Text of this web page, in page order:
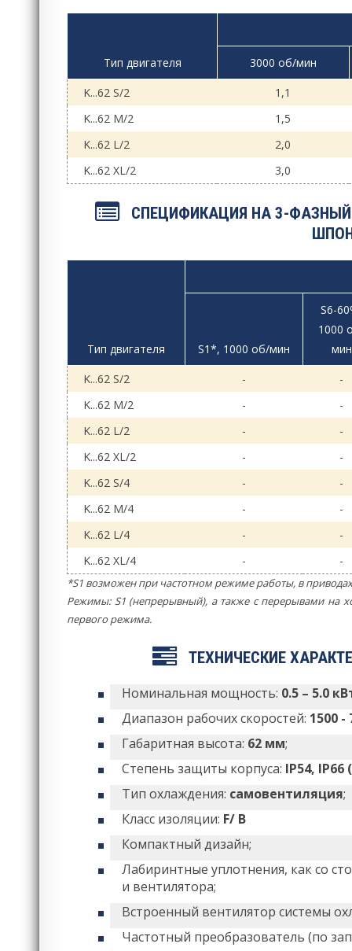
Тип двигателя
3000 об/мин
K...62 S/2
1,1
K...62 M/2
1,5
K...62 L/2
2,0
K...62 XL/2
3,0
СПЕЦИФИКАЦИЯ НА 3-
Тип двигателя S1*, 1000 об/мин
S6-
1000
мин
K...62 S/2
-
-
K...62 M/2
-
-
K...62 L/2
-
-
K...62 XL/2
-
-
K...62 S/4
-
-
K...62 M/4
-
-
K...62 L/4
-
-
K...62 XL/4
- -
*S1 возможен при частотном режиме работы, в
Режимы: S1 (непрерывный), а также с перерывами на
первого режима.
ТЕХНИЧЕСКИЕ
Номинальная мощность: 0.5 – 5.0
Диапазон рабочих скоростей: 1500
Габаритная высота: 62 мм;
Степень защиты корпуса: IP54, IP66
Тип охлаждения: самовентиляция;
Класс изоляции: F/ B
Компактный дизайн;
Лабиринтные уплотнения, как со
и вентилятора;
Встроенный вентилятор системы
Частотный преобразователь (по